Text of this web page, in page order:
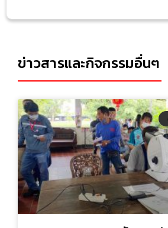
ข่าวสารและกิจกรรมอื่นๆ